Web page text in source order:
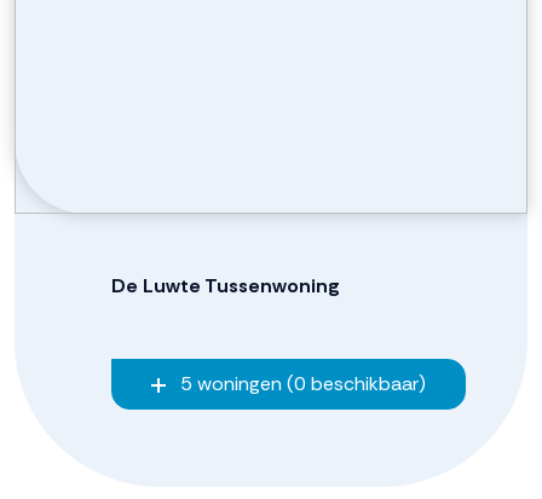
De Luwte Tussenwoning
5 woningen (0 beschikbaar)